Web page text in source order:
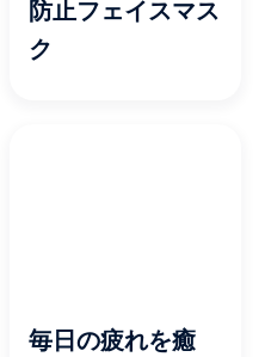
防止フェイスマス
ク
毎日の疲れを癒